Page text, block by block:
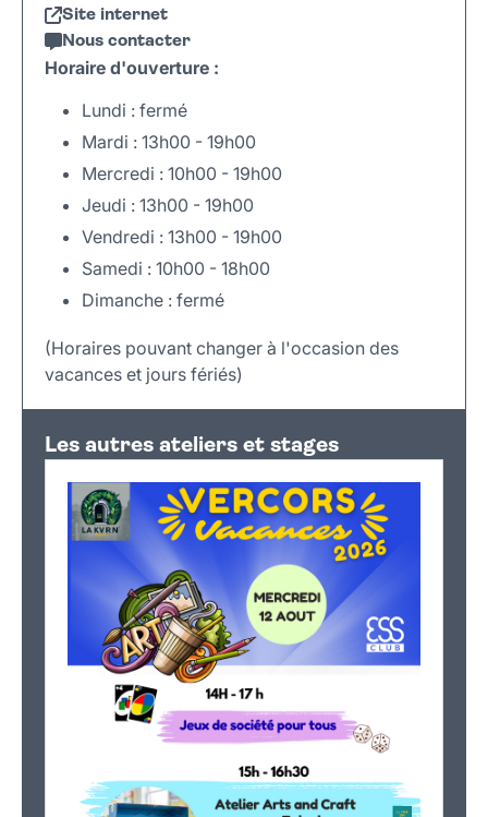
Site internet
Nous contacter
Horaire d'ouverture :
Lundi : fermé
Mardi : 13h00 - 19h00
Mercredi : 10h00 - 19h00
Jeudi : 13h00 - 19h00
Vendredi : 13h00 - 19h00
Samedi : 10h00 - 18h00
Dimanche : fermé
(Horaires pouvant changer à l'occasion des
vacances et jours fériés)
+
−
Les autres ateliers et stages